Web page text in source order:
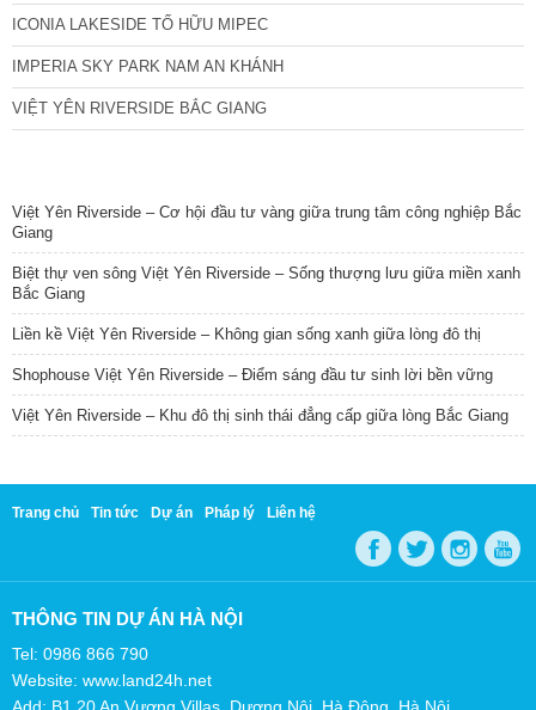
ICONIA LAKESIDE TỐ HỮU MIPEC
IMPERIA SKY PARK NAM AN KHÁNH
VIỆT YÊN RIVERSIDE BẮC GIANG
Việt Yên Riverside – Cơ hội đầu tư vàng giữa trung tâm công nghiệp Bắc
Giang
Biệt thự ven sông Việt Yên Riverside – Sống thượng lưu giữa miền xanh
Bắc Giang
Liền kề Việt Yên Riverside – Không gian sống xanh giữa lòng đô thị
Shophouse Việt Yên Riverside – Điểm sáng đầu tư sinh lời bền vững
Việt Yên Riverside – Khu đô thị sinh thái đẳng cấp giữa lòng Bắc Giang
Trang chủ Tin tức Dự án Pháp lý Liên hệ
THÔNG TIN DỰ ÁN HÀ NỘI
Tel: 0986 866 790
Website: www.land24h.net